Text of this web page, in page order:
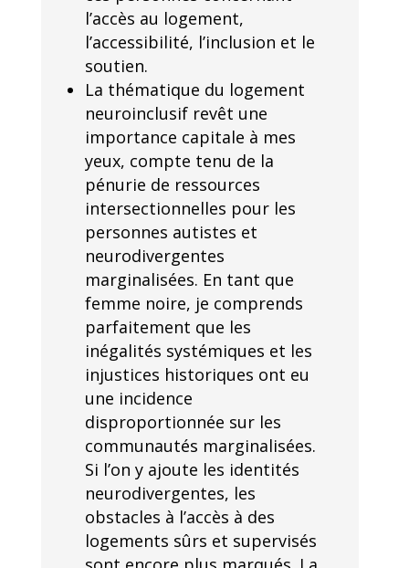
l’accès au logement,
l’accessibilité, l’inclusion et le
soutien.
La thématique du logement
neuroinclusif revêt une
importance capitale à mes
yeux, compte tenu de la
pénurie de ressources
intersectionnelles pour les
personnes autistes et
neurodivergentes
marginalisées. En tant que
femme noire, je comprends
parfaitement que les
inégalités systémiques et les
injustices historiques ont eu
une incidence
disproportionnée sur les
communautés marginalisées.
Si l’on y ajoute les identités
neurodivergentes, les
obstacles à l’accès à des
logements sûrs et supervisés